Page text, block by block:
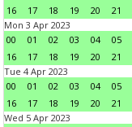
16
17 18 19 20 21
Mon 3 Apr 2023
00
01 02 03 04 05
16
17 18 19 20 21
Tue 4 Apr 2023
00
01 02 03 04 05
16
17 18 19 20 21
Wed 5 Apr 2023